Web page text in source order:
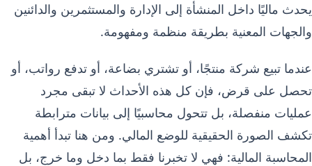
يحدث ماليًا داخل المنشأة إلى الإدارة والمستثمرين والدائنين
والجهات المعنية بطريقة منظمة ومفهومة.
عندما تبيع شركة منتجًا، أو تشتري بضاعة، أو تدفع رواتب، أو
تحصل على قرض، فإن كل هذه الأحداث لا تبقى مجرد
عمليات منفصلة، بل تتحول محاسبيًا إلى بيانات مترابطة
تكشف الصورة الحقيقية للوضع المالي. ومن هنا تبدأ أهمية
المحاسبة المالية: فهي لا تخبرنا فقط بما دخل وما خرج، بل